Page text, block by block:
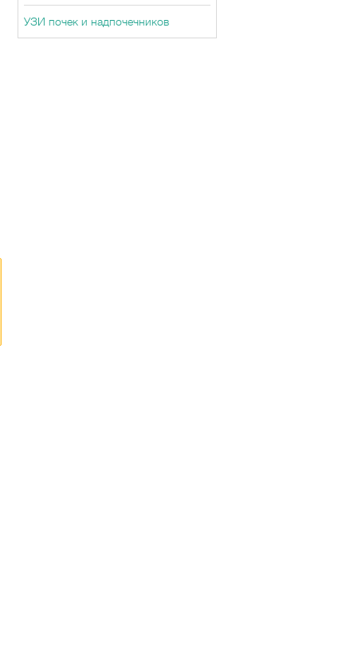
УЗИ почек и надпочечников